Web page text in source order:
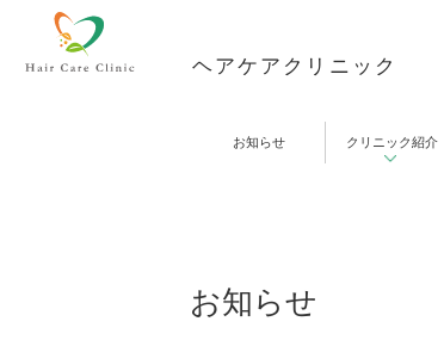
ヘアケアクリニック
お知らせ クリニック紹介
お知らせ